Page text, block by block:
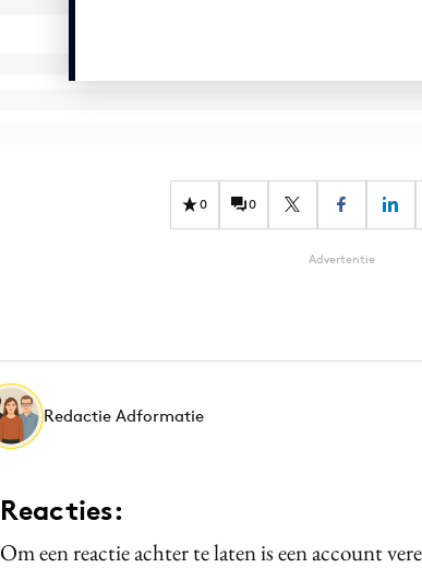
0 0
Advertentie
Redactie Adformatie
Reacties:
Om een reactie achter te laten is een account